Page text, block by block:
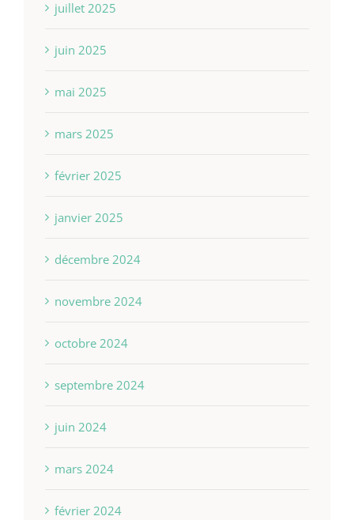
juillet 2025
juin 2025
mai 2025
mars 2025
février 2025
janvier 2025
décembre 2024
novembre 2024
octobre 2024
septembre 2024
juin 2024
mars 2024
février 2024